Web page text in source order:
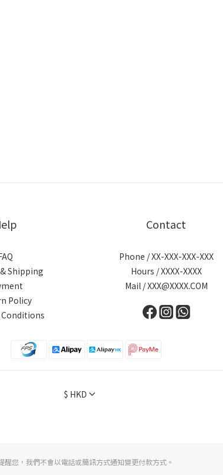
Shipping
Policy
Contact
Phone / XX-XXX-XXX-XXX
Hours / XXXX-XXXX
Mail / XXX@XXXX.COM
$ HKD
醒您，我們不會以電話或簡訊方式通知變更付款方式。